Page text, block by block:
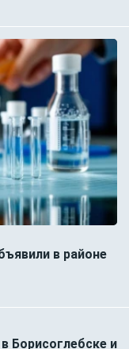
в районе
Борисоглебске и